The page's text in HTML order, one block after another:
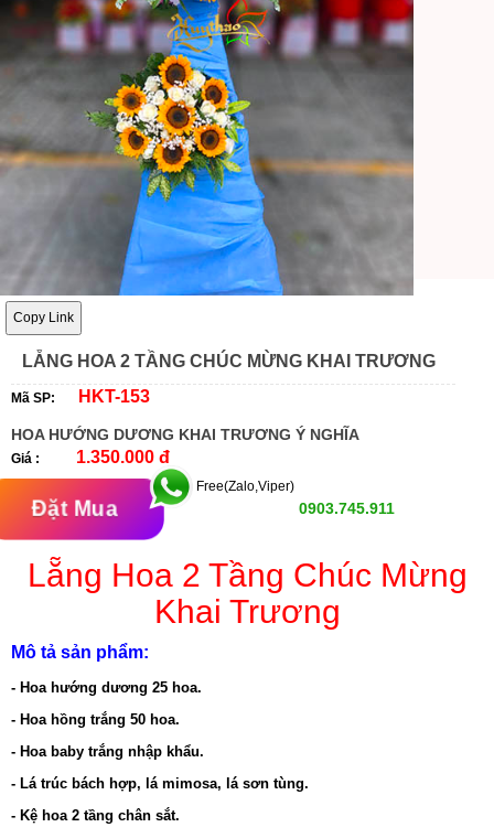
Copy Link
LẴNG HOA 2 TẦNG CHÚC MỪNG KHAI TRƯƠNG
Mã SP: HKT-153
HOA HƯỚNG DƯƠNG KHAI TRƯƠNG Ý NGHĨA
Giá : 1.350.000 đ
Đặt Mua
Free(Zalo,Viper)
0903.745.911
Lẵng Hoa 2 Tầng Chúc Mừng
Khai Trương
Mô tả sản phẩm:
- Hoa hướng dương 25 hoa.
- Hoa hồng trắng 50 hoa.
- Hoa baby trắng nhập khẩu.
- Lá trúc bách hợp, lá mimosa, lá sơn tùng.
- Kệ hoa 2 tầng chân sắt.